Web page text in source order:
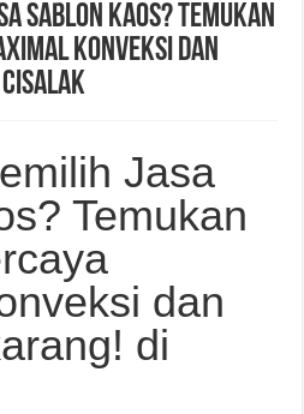
Sablon Kaos? Temukan
Konveksi dan
Jasa
Temukan
dan
di